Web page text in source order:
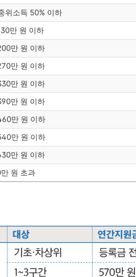
위소득 50% 이하
만 원 이하
만 원 이하
만 원 이하
만 원 이하
만 원 이하
만 원 이하
만 원 이하
만 원 이하
원 초과